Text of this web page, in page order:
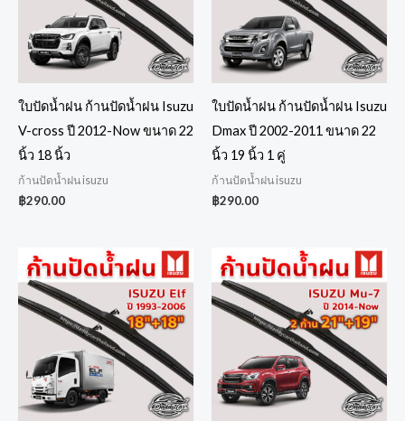
ใบปัดน้ำฝน ก้านปัดน้ำฝน Isuzu
V-cross ปี 2012-Now ขนาด 22
นิ้ว 18 นิ้ว
ก้านปัดน้ำฝน isuzu
฿290.00
ใบปัดน้ำฝน ก้านปัดน้ำฝน Isuzu
Dmax ปี 2002-2011 ขนาด 22
นิ้ว 19 นิ้ว 1 คู่
ก้านปัดน้ำฝน isuzu
฿290.00